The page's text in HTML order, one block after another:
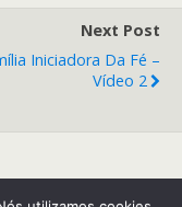
Next Post
Iniciadora Da Fé –
Vídeo 2